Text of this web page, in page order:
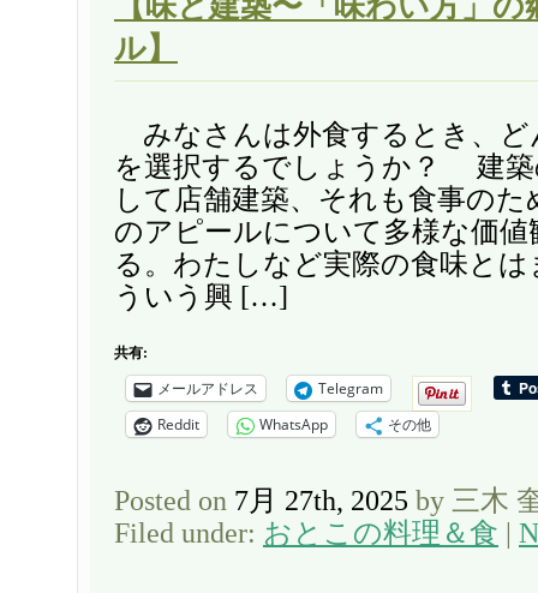
【味と建築〜「味わい方」
ル】
みなさんは外食するとき、ど
を選択するでしょうか？ 建築
して店舗建築、それも食事の
のアピールについて多様な価
る。わたしなど実際の食味と
ういう興 […]
共有:
メールアドレス
Telegram
Reddit
WhatsApp その他
Posted on 7月 27th, 2025 by 三木
Filed under: おとこの料理＆食